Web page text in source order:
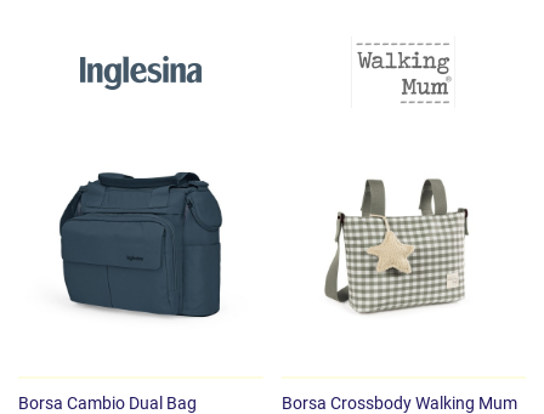
durata nel tempo e un utilizzo confortevole ogni giorno.
Borsa Cambio Dual Bag
Borsa Crossbody Walking Mum